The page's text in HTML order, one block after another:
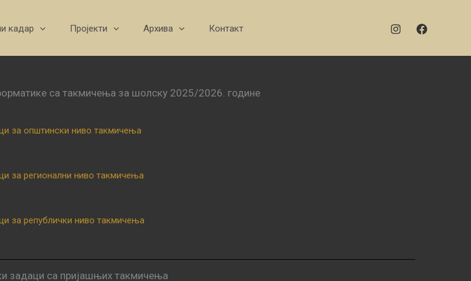
кадар Пројекти Архива Контакт
са такмичења за шолску 2025/2026. године
за општински ниво такмичења
за регионални ниво такмичења
за републички ниво такмичења
задаци са пријашњих такмичења